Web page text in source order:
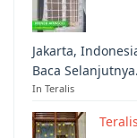
Jakarta,
Baca
In Teralis